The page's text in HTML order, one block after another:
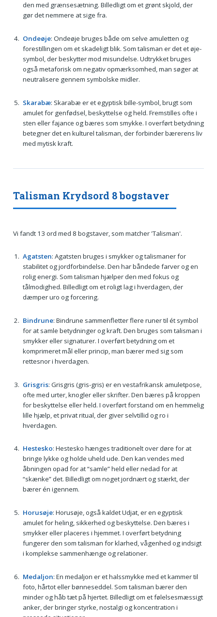
den med grænsesætning. Billedligt om et grønt skjold, der
gør det nemmere at sige fra.
Ondeøje: Ondeøje bruges både om selve amuletten og
forestillingen om et skadeligt blik. Som talisman er det et øje-
symbol, der beskytter mod misundelse. Udtrykket bruges
også metaforisk om negativ opmærksomhed, man søger at
neutralisere gennem symbolske midler.
Skarabæ: Skarabæ er et egyptisk bille-symbol, brugt som
amulet for genfødsel, beskyttelse og held. Fremstilles ofte i
sten eller fajance og bæres som smykke. I overført betydning
betegner det en kulturel talisman, der forbinder bærerens liv
med mytisk kraft.
Talisman Krydsord 8 bogstaver
Vi fandt 13 ord med 8 bogstaver, som matcher 'Talisman'.
Agatsten: Agatsten bruges i smykker og talismaner for
stabilitet og jordforbindelse. Den har båndede farver og en
rolig energi. Som talisman hjælper den med fokus og
tålmodighed. Billedligt om et roligt lag i hverdagen, der
dæmper uro og forcering.
Bindrune: Bindrune sammenfletter flere runer til ét symbol
for at samle betydninger og kraft. Den bruges som talisman i
smykker eller signaturer. I overført betydning om et
komprimeret mål eller princip, man bærer med sig som
rettesnor i hverdagen.
Grisgris: Grisgris (gris-gris) er en vestafrikansk amuletpose,
ofte med urter, knogler eller skrifter. Den bæres på kroppen
for beskyttelse eller held. I overført forstand om en hemmelig
lille hjælp, et privat ritual, der giver selvtillid og ro i
hverdagen.
Hestesko: Hestesko hænges traditionelt over døre for at
bringe lykke og holde uheld ude. Den kan vendes med
åbningen opad for at “samle” held eller nedad for at
“skænke” det. Billedligt om noget jordnært og stærkt, der
bærer én igennem.
Horusøje: Horusøje, også kaldet Udjat, er en egyptisk
amulet for heling, sikkerhed og beskyttelse. Den bæres i
smykker eller placeres i hjemmet. I overført betydning
fungerer den som talisman for klarhed, vågenhed og indsigt
i komplekse sammenhænge og relationer.
Medaljon: En medaljon er et halssmykke med et kammer til
foto, hårtot eller bønneseddel. Som talisman bærer den
minder og håb tæt på hjertet. Billedligt om et følelsesmæssigt
anker, der bringer styrke, nostalgi og koncentration i